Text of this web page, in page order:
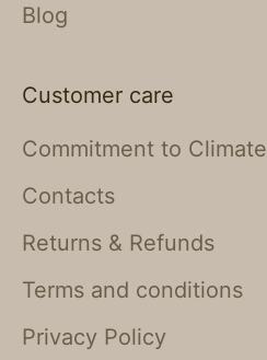
Blog
Customer care
Commitment to Climate
Contacts
Returns & Refunds
Terms and conditions
Privacy Policy